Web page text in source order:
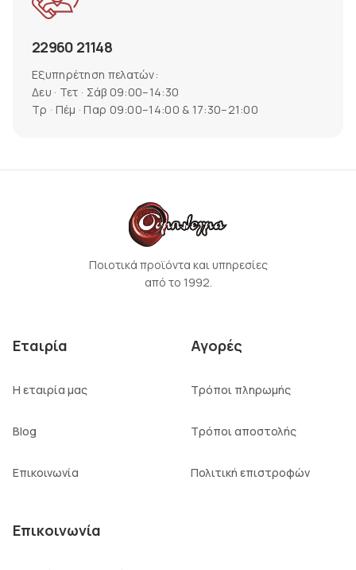
22960 21148
Εξυπηρέτηση πελατών:
Δευ · Τετ · Σάβ 09:00–14:30
Τρ · Πέμ · Παρ 09:00–14:00 & 17:30–21:00
Ποιοτικά προϊόντα και υπηρεσίες
από το 1992.
Εταιρία
Η εταιρία μας
Blog
Επικοινωνία
Αγορές
Τρόποι πληρωμής
Τρόποι αποστολής
Πολιτική επιστροφών
Επικοινωνία